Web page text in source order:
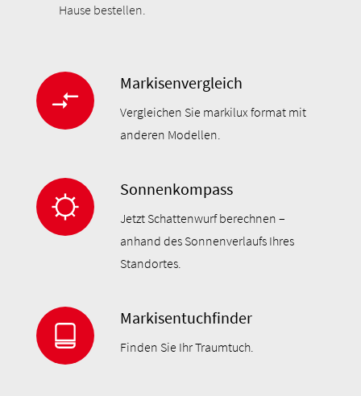
Hause bestellen.
Markisenvergleich
Vergleichen Sie markilux format mit
anderen Modellen.
Sonnenkompass
Jetzt Schattenwurf berechnen –
anhand des Sonnenverlaufs Ihres
Standortes.
Markisentuchfinder
Finden Sie Ihr Traumtuch.